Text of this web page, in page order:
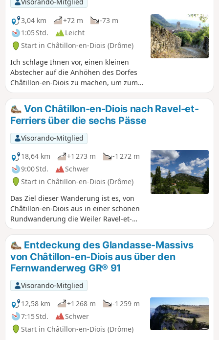
Visorando-Mitglied
3,04 km
+72 m
-73 m
1:05 Std.
Leicht
Start in Châtillon-en-Diois (Drôme)
Ich schlage Ihnen vor, einen kleinen
Abstecher auf die Anhöhen des Dorfes
Châtillon-en-Diois zu machen, um zum
Wasserfall Cascade de l'Adoux zu
gelangen. Die Strecke verläuft
hauptsächlich durch Unterholz und
bietet einige schöne Ausblicke. Achtung:
Einige Passagen erfordern etwas
Vorsicht beim Gehen.
Von Châtillon-en-Diois nach Ravel-et-
Ferriers über die sechs Pässe
Visorando-Mitglied
18,64 km
+1 273 m
-1 272 m
9:00 Std.
Schwer
Start in Châtillon-en-Diois (Drôme)
Das Ziel dieser Wanderung ist es, von
Châtillon-en-Diois aus in einer schönen
Rundwanderung die Weiler Ravel-et-
Ferrier zu erreichen und dann über
Serre Chanuit (1430 m) zurückzukehren,
wobei insgesamt sechs Pässe, darunter
der Col du Pinet, überquert werden.
Entdeckung des Glandasse-Massivs
von Châtillon-en-Diois aus über den
Fernwanderweg GR® 91
Visorando-Mitglied
12,58 km
+1 268 m
-1 259 m
7:15 Std.
Schwer
Start in Châtillon-en-Diois (Drôme)